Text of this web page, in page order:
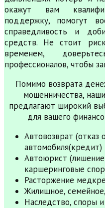
окажут вам
поддержку, помогут
справедливость и
средств. Не стоит
временем,
профессионалов, чтобы
Помимо возврата
мошенничества,
предлагают широкий
для вашего
Автовозврат (отказ
автомобиля(кредит)
Автоюрист
каршеринговые
Расторжение
Жилищное,
Наследство, споры